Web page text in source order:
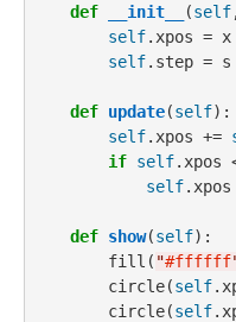
def __init__ (self
self.xpos = x
self.step = s
def update(self):
self.xpos +=
if self.xpos
self
def show(self):
        fill(
"#ffffff
        circle(
self
        circle(
self